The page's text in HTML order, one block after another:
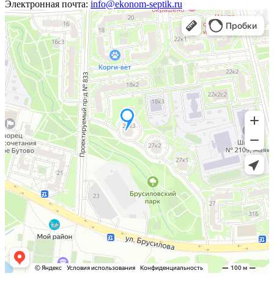
Электронная почта: info@ekonom-septik.ru